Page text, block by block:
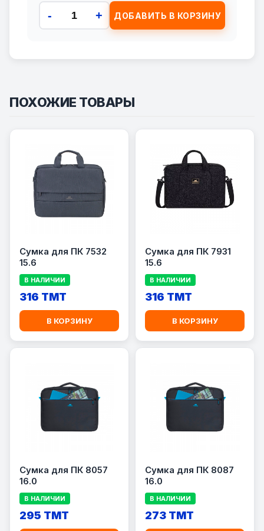
- + ДОБАВИТЬ В КОРЗИНУ
ПОХОЖИЕ ТОВАРЫ
Сумка для ПК 7532
15.6
В НАЛИЧИИ
316 TMT
В КОРЗИНУ
Сумка для ПК 7931
15.6
В НАЛИЧИИ
316 TMT
В КОРЗИНУ
Сумка для ПК 8057
16.0
В НАЛИЧИИ
295 TMT
Сумка для ПК 8087
16.0
В НАЛИЧИИ
273 TMT